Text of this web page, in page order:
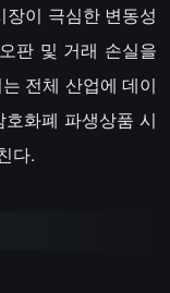
이 극심한 변동성
판 및 거래 손실을
전체 산업에 데이
화폐 파생상품 시
다.